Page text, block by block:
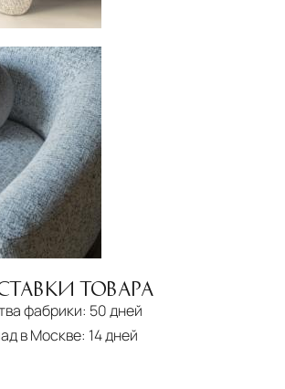
ТОВАРА
фабрики: 50 дней
в Москве: 14 дней